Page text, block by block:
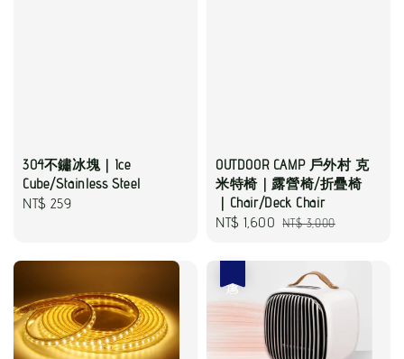
304不鏽冰塊｜Ice
Cube/Stainless Steel
Regular
NT$ 259
OUTDOOR CAMP 戶外村 克
米特椅｜露營椅/折疊椅
｜Chair/Deck Chair
Sale
NT$ 1,600 Regular
NT$ 3,000